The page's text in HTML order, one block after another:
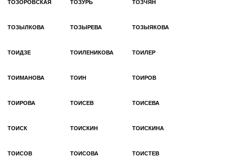
ТОЗОРОВСКАЯ ТОЗУРЬ ТОЗЧЯН
ТОЗЫЛКОВА ТОЗЫРЕВА ТОЗЫЯКОВА
ТОИДЗЕ ТОИЛЕНИКОВА ТОИЛЕР
ТОИМАНОВА ТОИН ТОИРОВ
ТОИРОВА ТОИСЕВ ТОИСЕВА
ТОИСК ТОИСКИН ТОИСКИНА
ТОИСОВ ТОИСОВА ТОИСТЕВ